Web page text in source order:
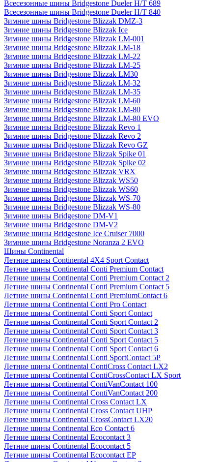
Всесезонные шины Bridgestone Dueler H/T 689
Всесезонные шины Bridgestone Dueler H/T 840
Зимние шины Bridgestone Blizzak DMZ-3
Зимние шины Bridgestone Blizzak Ice
Зимние шины Bridgestone Blizzak LM-001
Зимние шины Bridgestone Blizzak LM-18
Зимние шины Bridgestone Blizzak LM-22
Зимние шины Bridgestone Blizzak LM-25
Зимние шины Bridgestone Blizzak LM30
Зимние шины Bridgestone Blizzak LM-32
Зимние шины Bridgestone Blizzak LM-35
Зимние шины Bridgestone Blizzak LM-60
Зимние шины Bridgestone Blizzak LM-80
Зимние шины Bridgestone Blizzak LM-80 EVO
Зимние шины Bridgestone Blizzak Revo 1
Зимние шины Bridgestone Blizzak Revo 2
Зимние шины Bridgestone Blizzak Revo GZ
Зимние шины Bridgestone Blizzak Spike 01
Зимние шины Bridgestone Blizzak Spike 02
Зимние шины Bridgestone Blizzak VRX
Зимние шины Bridgestone Blizzak WS50
Зимние шины Bridgestone Blizzak WS60
Зимние шины Bridgestone Blizzak WS-70
Зимние шины Bridgestone Blizzak WS-80
Зимние шины Bridgestone DM-V1
Зимние шины Bridgestone DM-V2
Зимние шины Bridgestone Ice Cruiser 7000
Зимние шины Bridgestone Noranza 2 EVO
Шины Continental
Летние шины Continental 4X4 Sport Contact
Летние шины Continental Conti Premium Contact
Летние шины Continental Conti Premium Contact 2
Летние шины Continental Conti Premium Contact 5
Летние шины Continental Conti PremiumContact 6
Летние шины Continental Conti Pro Contact
Летние шины Continental Conti Sport Contact
Летние шины Continental Conti Sport Contact 2
Летние шины Continental Conti Sport Contact 3
Летние шины Continental Conti Sport Contact 5
Летние шины Continental Conti Sport Contact 6
Летние шины Continental Conti SportContact 5P
Летние шины Continental ContiCross Contact LX2
Летние шины Continental ContiCrossContact LX Sport
Летние шины Continental ContiVanContact 100
Летние шины Continental ContiVanContact 200
Летние шины Continental Cross Contact LX
Летние шины Continental Cross Contact UHP
Летние шины Continental CrossContact LX20
Летние шины Continental Eco Contact 6
Летние шины Continental Ecocontact 3
Летние шины Continental Ecocontact 5
Летние шины Continental Ecocontact EP